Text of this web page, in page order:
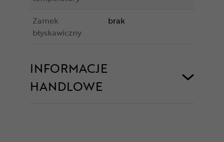
Zamek
błyskawiczny
brak
INFORMACJE
HANDLOWE